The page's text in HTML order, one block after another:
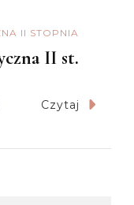
II STOPNIA
II st.
Czytaj